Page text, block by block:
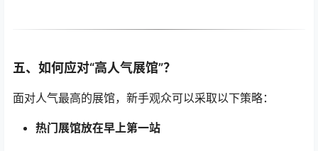
五、如何应对“高人气展馆”？
面对人气最高的展馆，新手观众可以采取以下策略：
热门展馆放在早上第一站